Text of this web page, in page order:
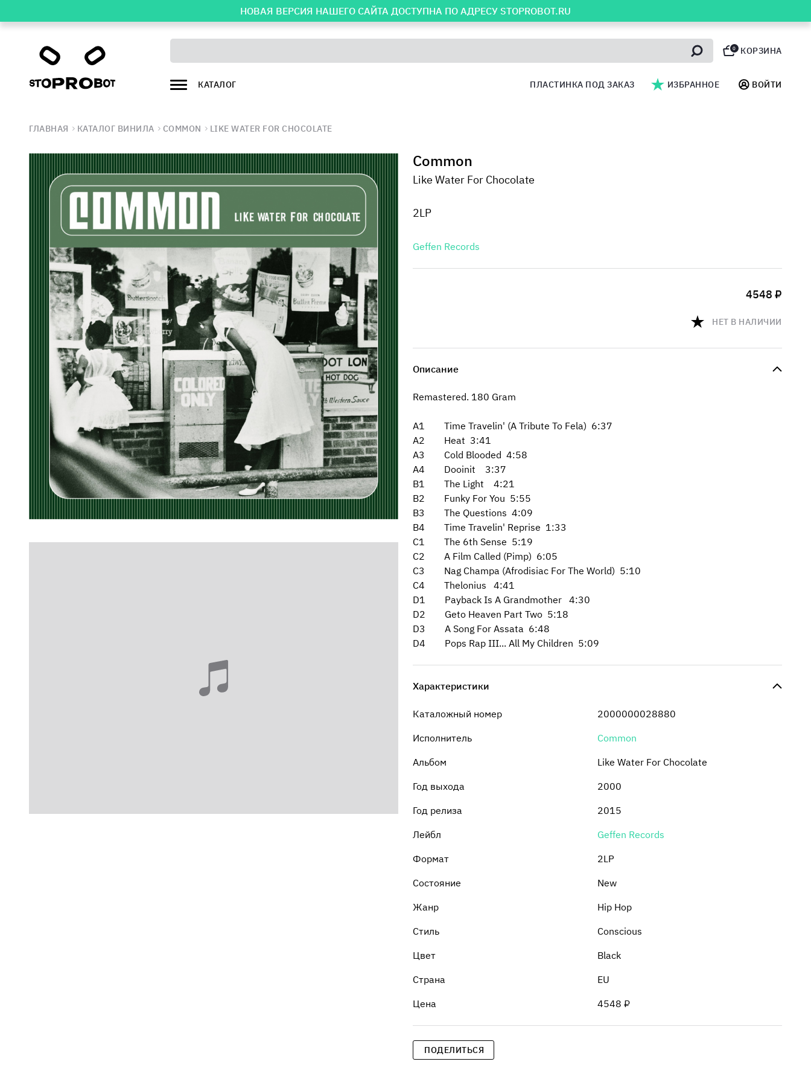
НОВАЯ ВЕРСИЯ НАШЕГО САЙТА ДОСТУПНА ПО АДРЕСУ STOPROBOT.RU
0 КОРЗИНА
ВОЙТИ
КАТАЛОГ ПЛАСТИНКА ПОД ЗАКАЗ ИЗБРАННОЕ
ГЛАВНАЯ КАТАЛОГ ВИНИЛА COMMON LIKE WATER FOR CHOCOLATE
Common
Like Water For Chocolate
2LP
Geffen Records
4548 ₽
НЕТ В НАЛИЧИИ
Описание
Remastered. 180 Gram
A1 Time Travelin' (A Tribute To Fela) 6:37
A2 Heat 3:41
A3 Cold Blooded 4:58
A4 Dooinit 3:37
B1 The Light 4:21
B2 Funky For You 5:55
B3 The Questions 4:09
B4 Time Travelin' Reprise 1:33
C1 The 6th Sense 5:19
C2 A Film Called (Pimp) 6:05
C3 Nag Champa (Afrodisiac For The World) 5:10
C4 Thelonius 4:41
D1 Payback Is A Grandmother 4:30
D2 Geto Heaven Part Two 5:18
D3 A Song For Assata 6:48
D4 Pops Rap III... All My Children 5:09
Характеристики
Каталожный номер
2000000028880
Исполнитель
Common
Альбом
Like Water For Chocolate
Год выхода
2000
Год релиза
2015
Лейбл
Geffen Records
Формат
2LP
Состояние
New
Жанр
Hip Hop
Стиль
Conscious
Цвет
Black
Страна
EU
Цена
4548 ₽
ПОДЕЛИТЬСЯ